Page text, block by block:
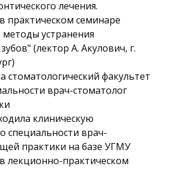
лечения.
практическом семинаре
устранения
(лектор А. Акулович, г.
стоматологический факультет
врач-стоматолог
клиническую
специальности врач-
практики на базе УГМУ
лекционно-практическом